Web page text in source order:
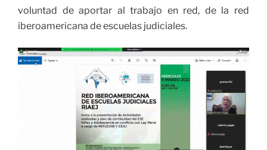
voluntad de aportar al trabajo en red, de la red
iberoamericana de escuelas judiciales.